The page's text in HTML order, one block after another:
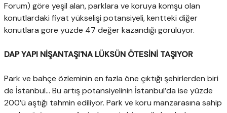
Forum) göre yeşil alan, parklara ve koruya komşu olan
konutlardaki fiyat yükselişi potansiyeli, kentteki diğer
konutlara göre yüzde 47 değer kazandığı görülüyor.
DAP YAPI NİŞANTAŞI'NA LÜKSÜN ÖTESİNİ TAŞIYOR
Park ve bahçe özleminin en fazla öne çıktığı şehirlerden biri
de İstanbul… Bu artış potansiyelinin İstanbul’da ise yüzde
200’ü aştığı tahmin ediliyor. Park ve koru manzarasına sahip